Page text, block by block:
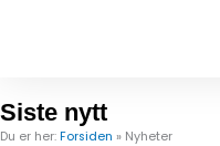
Siste nytt
Du er her: Forsiden » Nyheter